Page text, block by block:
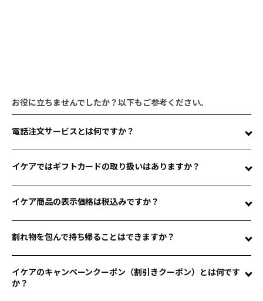
文章がわかりにくい
探している質問に関連していない
お役に立ちませんでしたか？以下もご参考ください。
電話注文サービスとは何ですか？
イケアではギフトカードの取り扱いはありますか？
イケア商品の表示価格は税込みですか？
割れ物を包んで持ち帰ることはできますか？
イケアのキャンペーンクーポン（割引きクーポン）とは何です
か？